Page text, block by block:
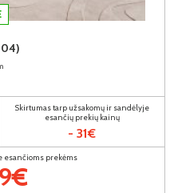
Skirtumas tarp užsakomų ir sandėlyje
esančių prekių kainų
- 31€
esančioms prekėms